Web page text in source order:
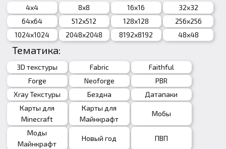
4x4 8x8 16x16
32x32
64x64
512x512 128x128
256x256
1024x1024
2048x2048 8192x8192 48x48
Тематика:
3D текстуры Fabric
Faithful
Forge
Neoforge
PBR
Xray Текстуры
Бездна
Датапаки
Карты для
Minecraft
Карты для
Майнкрафт
Мобы
Моды
Майнкрафт
Новый год ПВП